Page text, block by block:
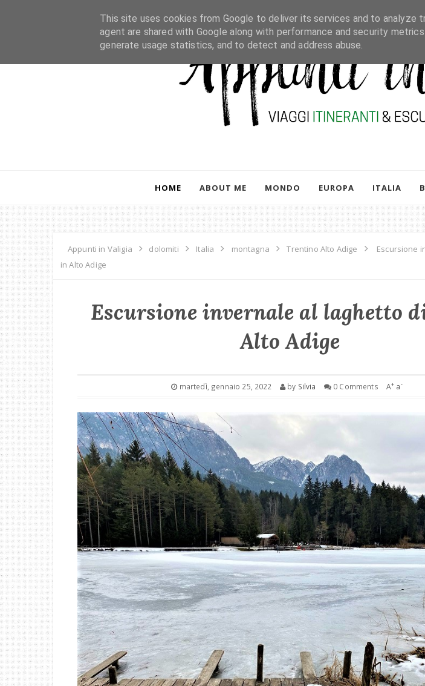
HOME ABOUT ME MONDO EUROPA ITALIA
Appunti in Valigia dolomiti Italia montagna Trentino Alto Adige
Escursione
in Alto Adige
Escursione invernale al laghetto
Alto Adige
martedì, gennaio 25, 2022 by Silvia 0 Comments A+ a-
This site uses cookies from Google to deliver its services and to analyze
agent are shared with Google along with performance and security
generate usage statistics, and to detect and address abuse.